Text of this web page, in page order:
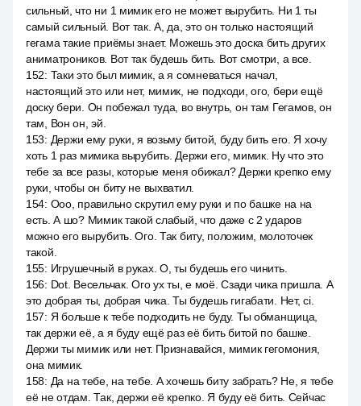
сильный, что ни 1 мимик его не может вырубить. Ни 1 ты
самый сильный. Вот так. А, да, это он только настоящий
гегама такие приёмы знает. Можешь это доска бить других
аниматроников. Вот так будешь бить. Вот смотри, а все.
152: Таки это был мимик, а я сомневаться начал,
настоящий это или нет, мимик, не подходи, ого, бери ещё
доску бери. Он побежал туда, во внутрь, он там Гегамов, он
там, Вон он, эй.
153: Держи ему руки, я возьму битой, буду бить его. Я хочу
хоть 1 раз мимика вырубить. Держи его, мимик. Ну что это
тебе за все разы, которые меня обижал? Держи крепко ему
руки, чтобы он биту не выхватил.
154: Ооо, правильно скрутил ему руки и по башке на на
есть. А шо? Мимик такой слабый, что даже с 2 ударов
можно его вырубить. Ого. Так биту, положим, молоточек
такой.
155: Игрушечный в руках. О, ты будешь его чинить.
156: Dot. Весельчак. Ого ух ты, е моё. Сзади чика пришла. А
это добрая ты, добрая чика. Ты будешь гигабати. Нет, ci.
157: Я больше к тебе подходить не буду. Ты обманщица,
так держи её, а я буду ещё раз её бить битой по башке.
Держи ты мимик или нет. Признавайся, мимик гегомония,
она мимик.
158: Да на тебе, на тебе. А хочешь биту забрать? Не, я тебе
её не отдам. Так, держи её крепко. Я буду её бить. Сейчас